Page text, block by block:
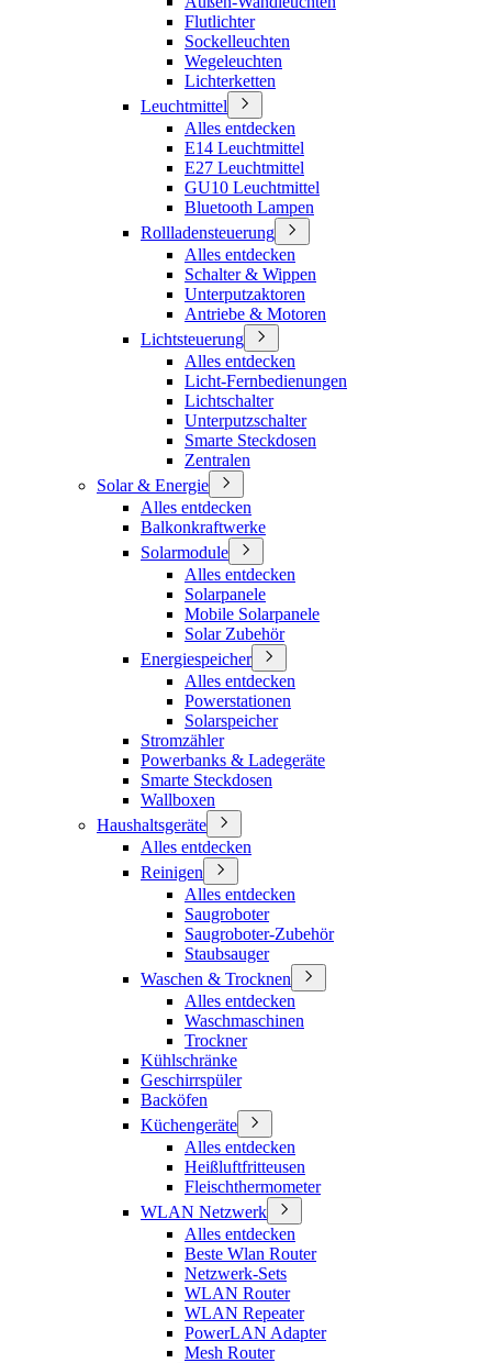
Flutlichter
Sockelleuchten
Wegeleuchten
Lichterketten
Leuchtmittel
Alles entdecken
E14 Leuchtmittel
E27 Leuchtmittel
GU10 Leuchtmittel
Bluetooth Lampen
Rollladensteuerung
Alles entdecken
Schalter & Wippen
Unterputzaktoren
Antriebe & Motoren
Lichtsteuerung
Alles entdecken
Licht-Fernbedienungen
Lichtschalter
Unterputzschalter
Smarte Steckdosen
Zentralen
Solar & Energie
Alles entdecken
Balkonkraftwerke
Solarmodule
Alles entdecken
Solarpanele
Mobile Solarpanele
Solar Zubehör
Energiespeicher
Alles entdecken
Powerstationen
Solarspeicher
Stromzähler
Powerbanks & Ladegeräte
Smarte Steckdosen
Wallboxen
Haushaltsgeräte
Alles entdecken
Reinigen
Alles entdecken
Saugroboter
Saugroboter-Zubehör
Staubsauger
Waschen & Trocknen
Alles entdecken
Waschmaschinen
Trockner
Kühlschränke
Geschirrspüler
Backöfen
Küchengeräte
Alles entdecken
Heißluftfritteusen
Fleischthermometer
WLAN Netzwerk
Alles entdecken
Beste Wlan Router
Netzwerk-Sets
WLAN Router
WLAN Repeater
PowerLAN Adapter
Mesh Router